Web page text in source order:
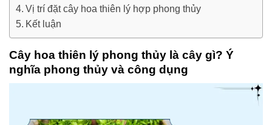
Vị trí đặt cây hoa thiên lý hợp phong thủy
Kết luận
Cây hoa thiên lý phong thủy là cây gì? Ý
nghĩa phong thủy và công dụng